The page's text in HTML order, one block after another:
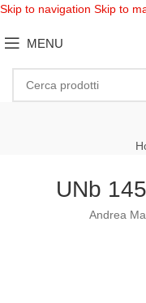
Skip to navigation Skip to
MENU
UNb
Andrea